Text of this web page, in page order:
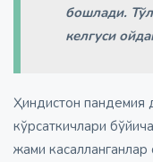
бошлади.
келгуси
Ҳиндистон пандемия
кўрсаткичлари
жами